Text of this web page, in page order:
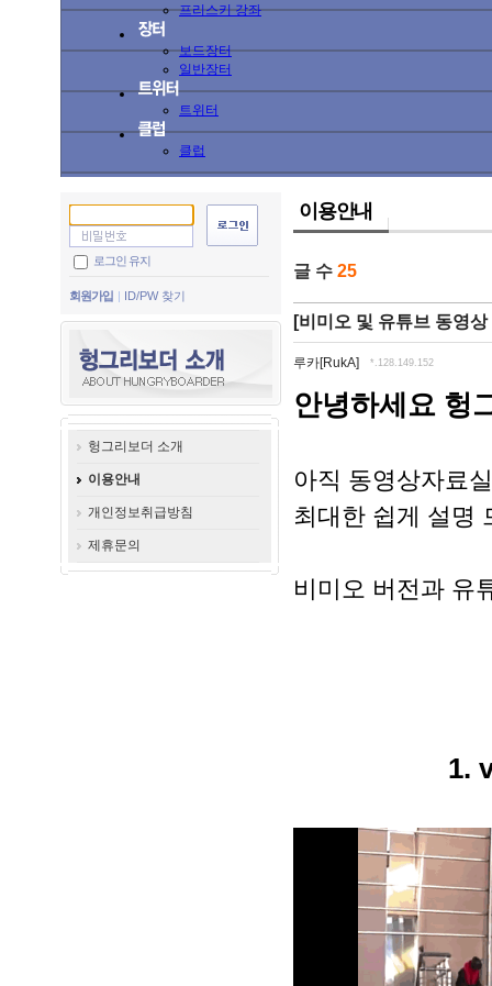
프리스키 강좌
보드장터
일반장터
트위터
클럽
로그인 유지
회원가입 ID/PW 찾기
헝그리보더 소개
이용안내
개인정보취급방침
제휴문의
이용안내
글 수 25
[비미오 및 유튜브 동영
루카[RukA] *.128.149.152
안녕하세요 헝
아직 동영상자료
최대한 쉽게 설명
비미오 버전과 유
1.